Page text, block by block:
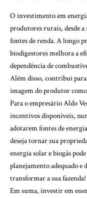
O investimento em
produtores rurais, desde a
fontes de renda. A longo
biodigestores melhora a
dependência de
Além disso, contribui para
imagem do produtor
Para o empresário Aldo
incentivos disponíveis,
adotarem fontes de
deseja tornar sua
energia solar e biogás
planejamento adequado e
transformar a sua fazenda!
Em suma, investir em